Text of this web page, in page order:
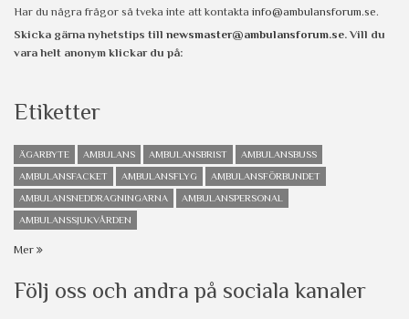
Har du några frågor så tveka inte att kontakta info@ambulansforum.se.
Skicka gärna nyhetstips till newsmaster@ambulansforum.se. Vill du
vara helt anonym klickar du på:
Etiketter
ÄGARBYTE AMBULANS AMBULANSBRIST
AMBULANSBUSS
AMBULANSFACKET
AMBULANSFLYG
AMBULANSFÖRBUNDET
AMBULANSNEDDRAGNINGARNA
AMBULANSPERSONAL
AMBULANSSJUKVÅRDEN
Mer
Följ oss och andra på sociala kanaler